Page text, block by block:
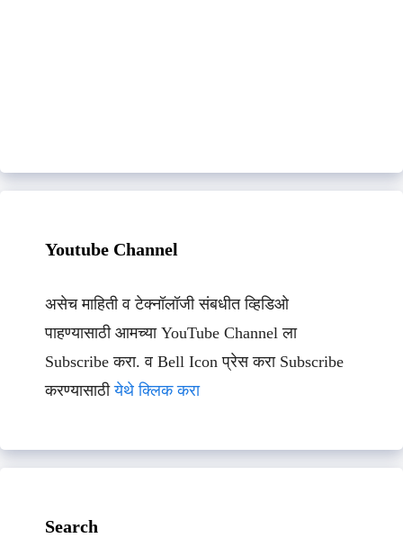
Youtube Channel
असेच माहिती व टेक्नॉलॉजी संबधीत व्हिडिओ
पाहण्यासाठी आमच्या YouTube Channel ला
Subscribe करा. व Bell Icon प्रेस करा Subscribe
करण्यासाठीयेथे क्लिक करा
Search